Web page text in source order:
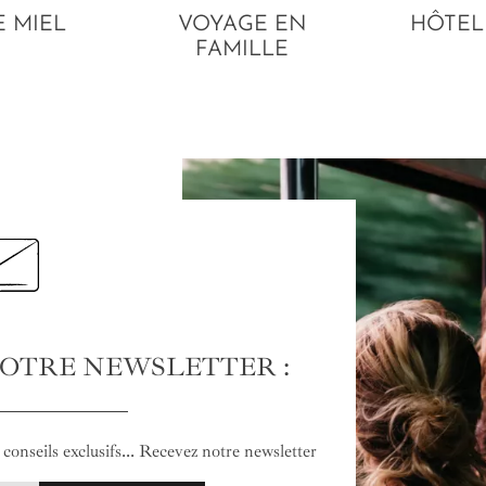
MIEL
VOYAGE EN
FAMILLE
NEWSLETTER :
exclusifs... Recevez notre newsletter